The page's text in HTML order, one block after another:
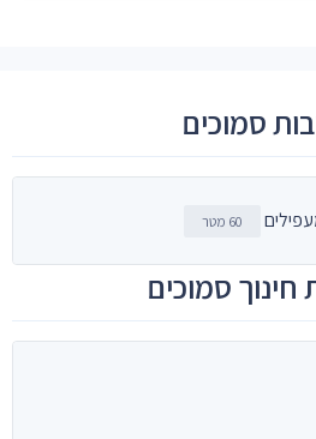
סמוכים
60 מטר
חינוך סמוכים